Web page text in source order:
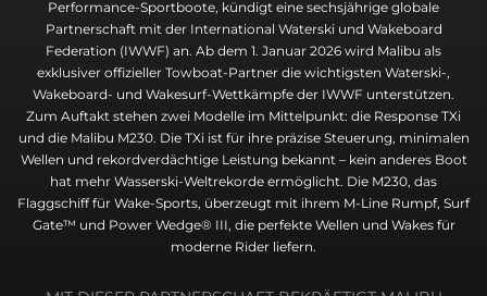
Performance-Sportboote, kündigt eine sechsjährige globale
Partnerschaft mit der International Waterski und Wakeboard
Federation (IWWF) an. Ab dem 1. Januar 2026 wird Malibu als
exklusiver offizieller Towboat-Partner die wichtigsten Waterski-,
Wakeboard- und Wakesurf-Wettkämpfe der IWWF unterstützen.
Zum Auftakt stehen zwei Modelle im Mittelpunkt: die Response TXi
und die Malibu M230. Die TXi ist für ihre präzise Steuerung, minimalen
Wellen und rekordverdächtige Leistung bekannt – kein anderes Boot
hat mehr Wasserski-Weltrekorde ermöglicht. Die M230, das
Flaggschiff für Wake-Sports, überzeugt mit ihrem M-Line Rumpf, Surf
Gate™ und Power Wedge® III, die perfekte Wellen und Wakes für
moderne Rider liefern.